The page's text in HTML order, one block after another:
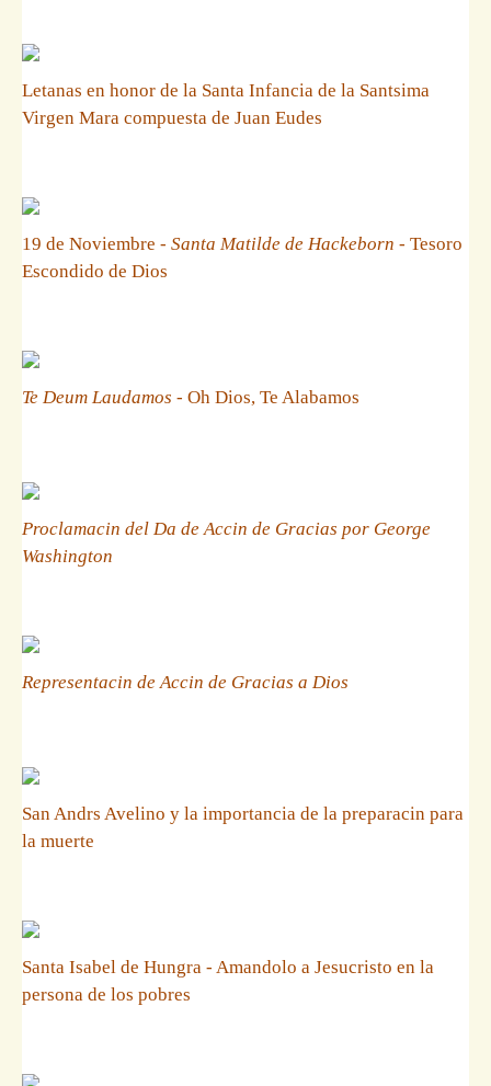
Letanas en honor de la Santa Infancia de la Santsima
Virgen Mara compuesta de Juan Eudes
19 de Noviembre - Santa Matilde de Hackeborn - Tesoro
Escondido de Dios
Te Deum Laudamos - Oh Dios, Te Alabamos
Proclamacin del Da de Accin de Gracias por George
Washington
Representacin de Accin de Gracias a Dios
San Andrs Avelino y la importancia de la preparacin para
la muerte
Santa Isabel de Hungra - Amandolo a Jesucristo en la
persona de los pobres